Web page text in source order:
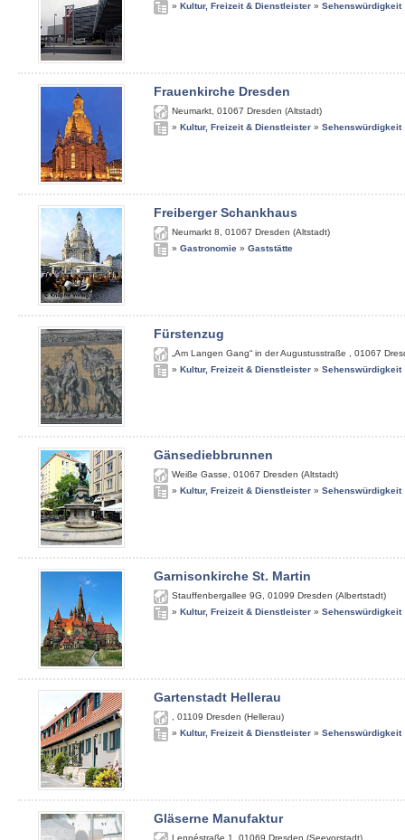
» Kultur, Freizeit & Dienstleister » Sehenswürdigkeit
Frauenkirche Dresden
Neumarkt 01067 Dresden (Altstadt)
» Kultur, Freizeit & Dienstleister » Sehenswürdigkeit
Freiberger Schankhaus
Neumarkt 8 01067 Dresden (Altstadt)
» Gastronomie » Gaststätte
Fürstenzug
„Am Langen Gang“ in der Augustusstraße 01067
» Kultur, Freizeit & Dienstleister » Sehenswürdigkeit
Gänsediebbrunnen
Weiße Gasse 01067 Dresden (Altstadt)
» Kultur, Freizeit & Dienstleister » Sehenswürdigkeit
Garnisonkirche St. Martin
Stauffenbergallee 9G 01099 Dresden (Albertstadt)
» Kultur, Freizeit & Dienstleister » Sehenswürdigkeit
Gartenstadt Hellerau
01109 Dresden (Hellerau)
» Kultur, Freizeit & Dienstleister » Sehenswürdigkeit
Gläserne Manufaktur
Lennéstraße 1 01069 Dresden (Seevorstadt)